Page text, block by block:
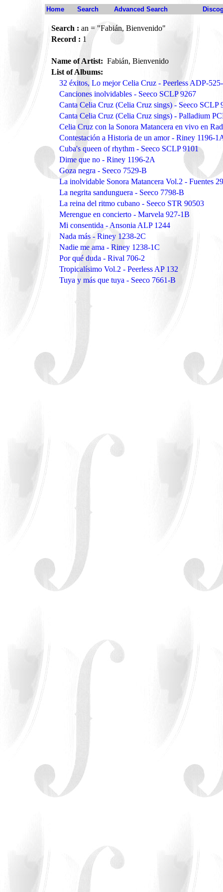
Home Search Advanced Search
Search : an = "Fabián, Bienvenido"
Record : 1
Name of Artist: Fabián, Bienvenido
List of Albums:
32 éxitos, Lo mejor Celia Cruz - Peerless ADP-
Canciones inolvidables - Seeco SCLP 9267
Canta Celia Cruz (Celia Cruz sings) - Seeco SCLP
Canta Celia Cruz (Celia Cruz sings) - Palladium
Celia Cruz con la Sonora Matancera en vivo en
Contestación a Historia de un amor - Riney 1196-
Cuba's queen of rhythm - Seeco SCLP 9101
Dime que no - Riney 1196-2A
Goza negra - Seeco 7529-B
La inolvidable Sonora Matancera Vol.2 - Fuentes
La negrita sandunguera - Seeco 7798-B
La reina del ritmo cubano - Seeco STR 90503
Merengue en concierto - Marvela 927-1B
Mi consentida - Ansonia ALP 1244
Nada más - Riney 1238-2C
Nadie me ama - Riney 1238-1C
Por qué duda - Rival 706-2
Tropicalísimo Vol.2 - Peerless AP 132
Tuya y más que tuya - Seeco 7661-B